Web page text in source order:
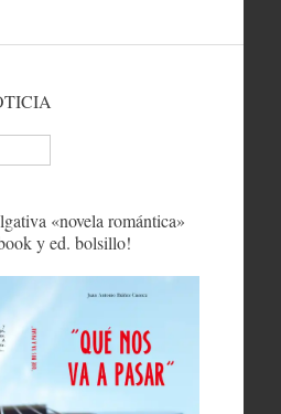
«novela romántica»
y ed. bolsillo!